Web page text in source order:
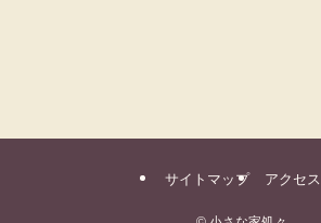
サイトマップ アクセス